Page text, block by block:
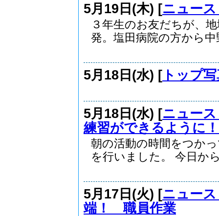
5月19日(木) [ニュー
３年生のお友だちが、
発。塩田病院の方から中
5月18日(水) [ トップ
5月18日(水) [ニュー
練習ができるように！
朝の活動の時間をつか
を行いました。 今日か
5月17日(火) [ニュー
端！ 職員作業